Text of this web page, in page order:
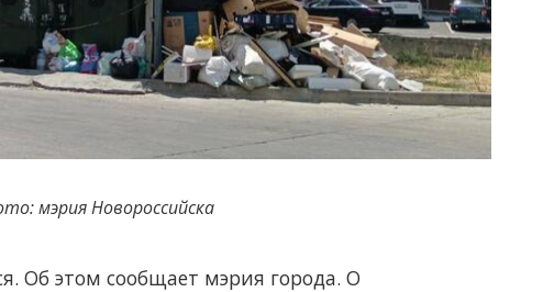
мэрия Новороссийска
Об этом сообщает мэрия города. О